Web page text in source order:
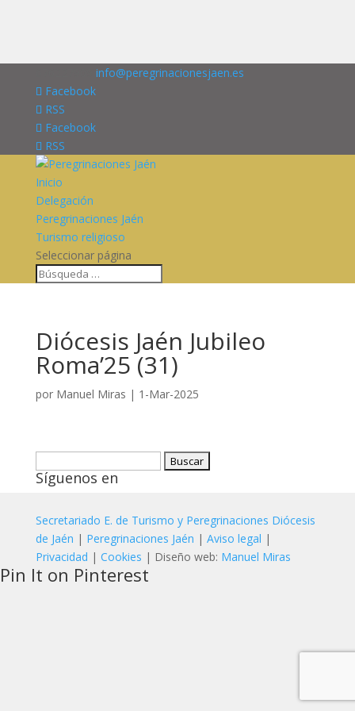
info@peregrinacionesjaen.es
Facebook
RSS
Facebook
RSS
Inicio
Delegación
Peregrinaciones Jaén
Turismo religioso
Seleccionar página
Diócesis Jaén Jubileo
Roma’25 (31)
por Manuel Miras | 1-Mar-2025
Síguenos en
Secretariado E. de Turismo y Peregrinaciones Diócesis
de Jaén | Peregrinaciones Jaén | Aviso legal |
Privacidad | Cookies | Diseño web: Manuel Miras
Pin It on Pinterest